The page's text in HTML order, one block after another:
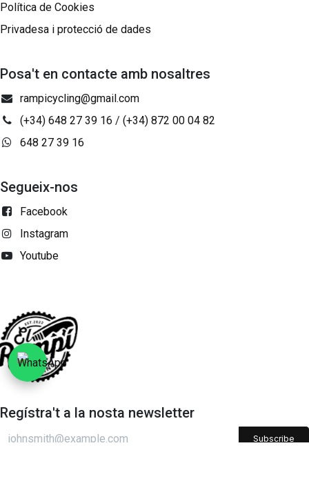
Política de Cookies
Privadesa i protecció de dades
Posa't en contacte amb nosaltres
rampicycling@gmail.com
(+34) 648 27 39 16 / (+34) 872 00 04 82
648 27 39 16
Segueix-nos
Facebook
Instagram
Youtube
Regístra't a la nosta newsletter
Subscribe